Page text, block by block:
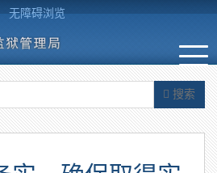
无障碍浏览
搜索